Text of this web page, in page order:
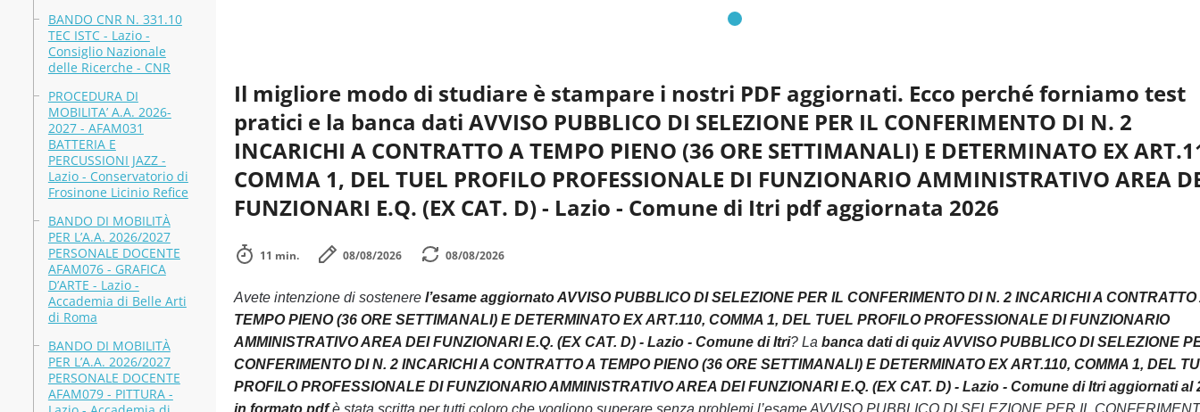
BANDO CNR N. 331.10
TEC ISTC - Lazio -
Consiglio Nazionale
delle Ricerche - CNR
PROCEDURA DI
MOBILITA’ A.A. 2026-
2027 - AFAM031
BATTERIA E
PERCUSSIONI JAZZ -
Lazio - Conservatorio di
Frosinone Licinio Refice
BANDO DI MOBILITÀ
PER L’A.A. 2026/2027
PERSONALE DOCENTE
AFAM076 - GRAFICA
D’ARTE - Lazio -
Accademia di Belle Arti
di Roma
BANDO DI MOBILITÀ
PER L’A.A. 2026/2027
PERSONALE DOCENTE
AFAM079 - PITTURA -
Il migliore modo di studiare è stampare i nostri PDF aggiornati. Ecco perché forniamo test
pratici e la banca dati AVVISO PUBBLICO DI SELEZIONE PER IL CONFERIMENTO DI N. 2
INCARICHI A CONTRATTO A TEMPO PIENO (36 ORE SETTIMANALI) E DETERMINATO EX
COMMA 1, DEL TUEL PROFILO PROFESSIONALE DI FUNZIONARIO AMMINISTRATIVO AREA
FUNZIONARI E.Q. (EX CAT. D) - Lazio - Comune di Itri pdf aggiornata 2026
11 min. 08/08/2026 08/08/2026
Avete intenzione di sostenere l’esame aggiornato AVVISO PUBBLICO DI SELEZIONE PER IL CONFERIMENTO DI N. 2 INCARICHI A CONTRATTO
TEMPO PIENO (36 ORE SETTIMANALI) E DETERMINATO EX ART.110, COMMA 1, DEL TUEL PROFILO PROFESSIONALE DI FUNZIONARIO
AMMINISTRATIVO AREA DEI FUNZIONARI E.Q. (EX CAT. D) - Lazio - Comune di Itri? La banca dati di quiz AVVISO PUBBLICO DI SELEZIONE
CONFERIMENTO DI N. 2 INCARICHI A CONTRATTO A TEMPO PIENO (36 ORE SETTIMANALI) E DETERMINATO EX ART.110, COMMA 1, DEL
PROFILO PROFESSIONALE DI FUNZIONARIO AMMINISTRATIVO AREA DEI FUNZIONARI E.Q. (EX CAT. D) - Lazio - Comune di Itri aggiornati al
in formato pdfè stata scritta per tutti coloro che vogliono superare senza problemi l’esame AVVISO PUBBLICO DI SELEZIONE PER IL